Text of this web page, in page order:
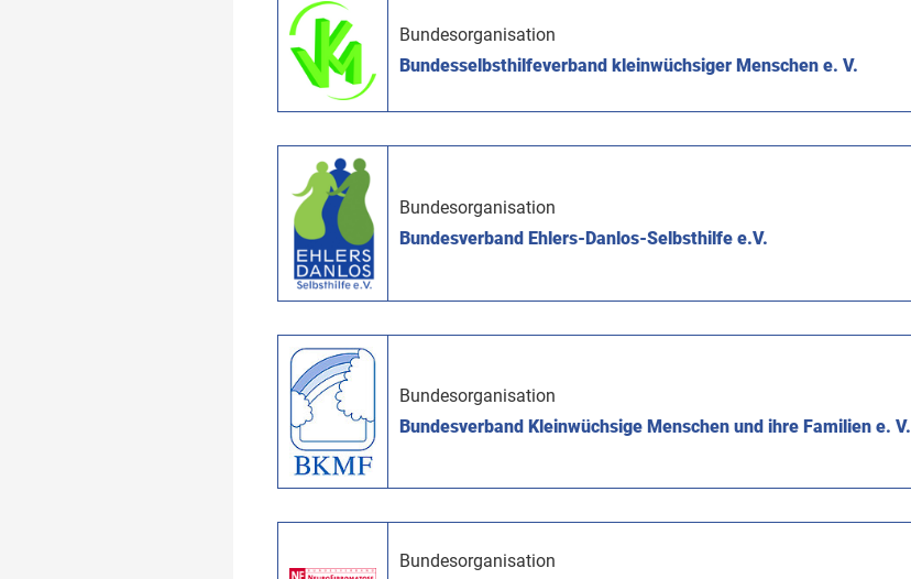
Bundesorganisation
Bundesselbsthilfeverband kleinwüchsiger Menschen e. V.
Bundesorganisation
Bundesverband Ehlers-Danlos-Selbsthilfe e.V.
Bundesorganisation
Bundesverband Kleinwüchsige Menschen und ihre Familien e. V.
Bundesorganisation